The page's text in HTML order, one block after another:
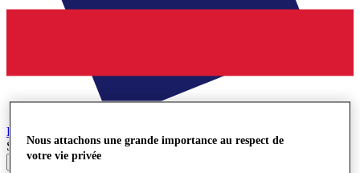
Bridgend
Search input
Nous attachons une grande importance au respect de
votre vie privée